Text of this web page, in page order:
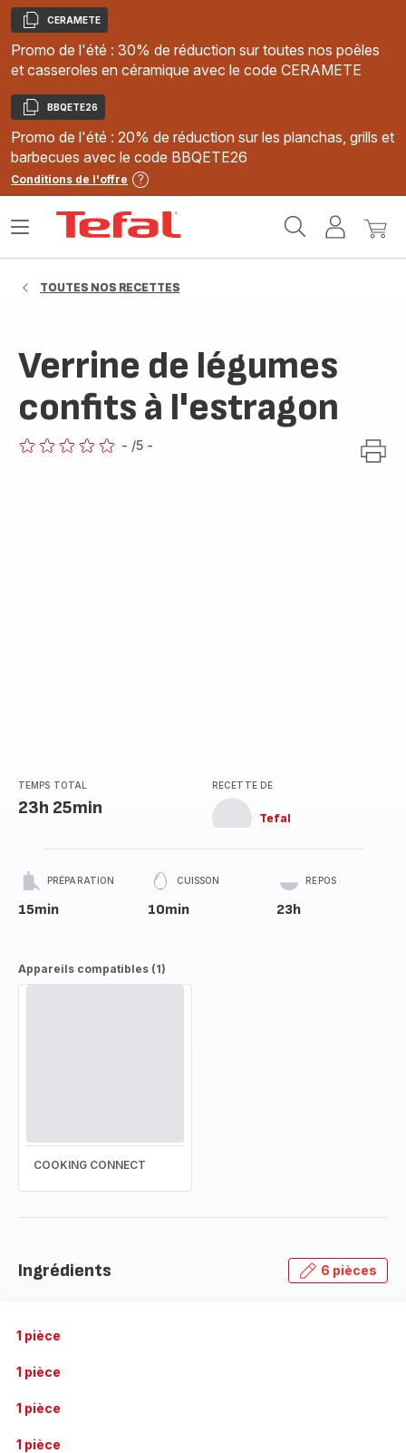
Copier
CERAMETE
Promo de l'été : 30% de réduction sur toutes nos poêles
et casseroles en céramique avec le code CERAMETE
Copier
BBQETE26
Promo de l'été : 20% de réduction sur les planchas, grills et
barbecues avec le code BBQETE26
Conditions de l'offre
MonMon
Ouvrir
TOUTES NOS RECETTES
Verrine de légumes
confits à l'estragon
- /5 -
TEMPS TOTAL
23h 25min
RECETTE DE
Tefal
PRÉPARATION
15min
CUISSON
10min
REPOS
23h
Appareils compatibles (1)
COOKING CONNECT
Ingrédients 6 pièces
1 pièce
1 pièce
1 pièce
1 pièce